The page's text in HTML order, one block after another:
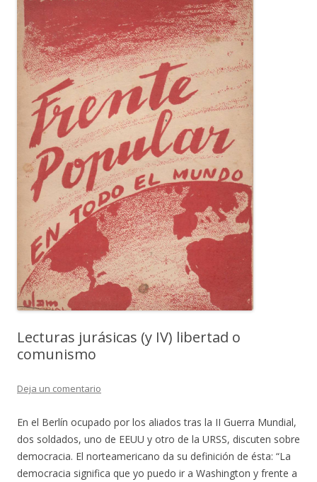
Lecturas jurásicas (y IV) libertad o
comunismo
Deja un comentario
En el Berlín ocupado por los aliados tras la II Guerra Mundial,
dos soldados, uno de EEUU y otro de la URSS, discuten sobre
democracia. El norteamericano da su definición de ésta: “La
democracia significa que yo puedo ir a Washington y frente a